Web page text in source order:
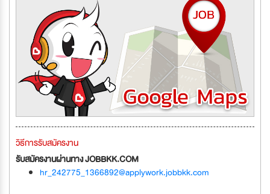
วิธีการรับสมัครงาน
รับสมัครงานผ่านทาง JOBBKK.COM
hr_242775_1366892@applywork.jobbkk.com